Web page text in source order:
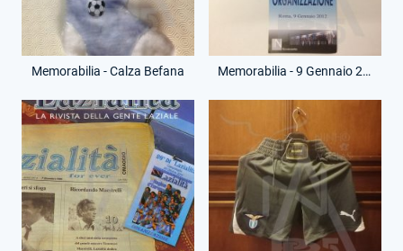
Memorabilia - Calza Befana Memorabilia - 9 Gennaio 2012 - Pass Spazio Novecento - 112° Anniversario